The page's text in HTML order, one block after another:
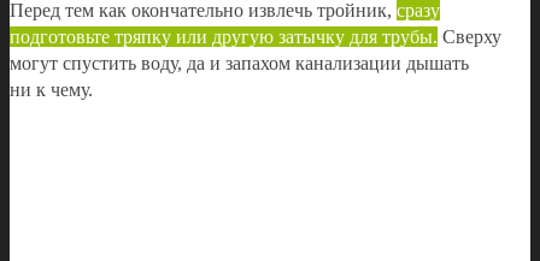
Перед тем как окончательно извлечь тройник, сразу
подготовьте тряпку или другую затычку для трубы. Сверху
могут спустить воду, да и запахом канализации дышать
ни к чему.